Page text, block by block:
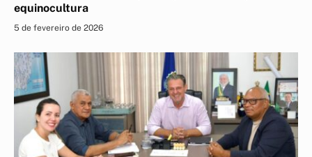
equinocultura
5 de fevereiro de 2026